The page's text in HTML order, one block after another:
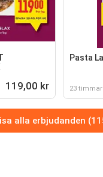
119,00 kr
Pasta
23 timmar
alla erbjudanden